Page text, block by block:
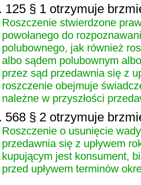
125 § 1 otrzymuje
Roszczenie stwierdzone
powołanego do
polubownego, jak również
albo sądem polubownym
przez sąd przedawnia się z
roszczenie obejmuje
należne w przyszłości
568 § 2 otrzymuje
Roszczenie o usunięcie
przedawnia się z upływem
kupującym jest konsument,
przed upływem terminów